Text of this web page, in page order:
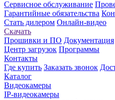
Сервисное обслуживание
Гарантийные обязательства
Стать дилером Онлайн-видео
Скачать
Прошивки и ПО Документация
Центр загрузок Программы
Контакты
Где купить Заказать звонок
Каталог
Видеокамеры
IP-видеокамеры